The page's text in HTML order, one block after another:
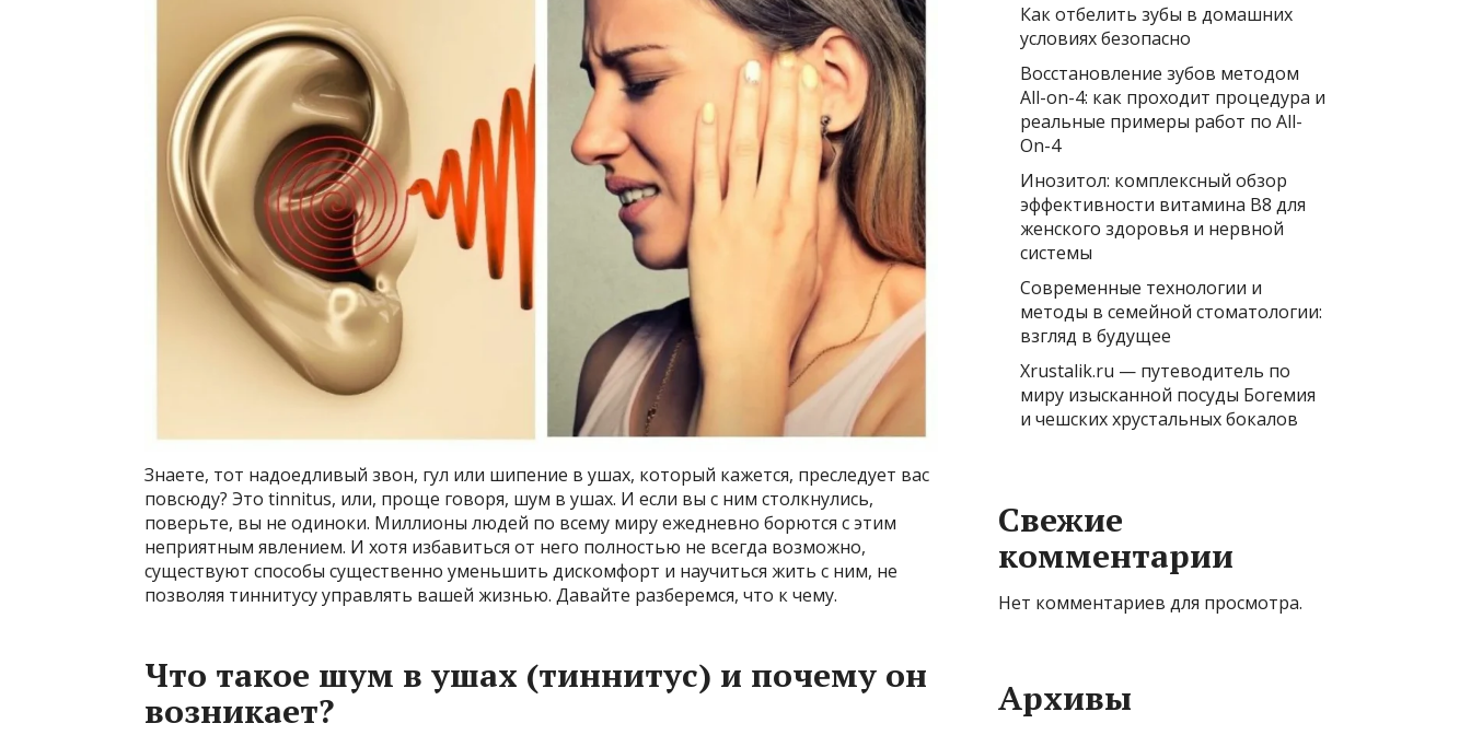
Знаете, тот надоедливый звон, гул или шипение в ушах, который кажется, преследует вас
повсюду? Это tinnitus, или, проще говоря, шум в ушах. И если вы с ним столкнулись,
поверьте, вы не одиноки. Миллионы людей по всему миру ежедневно борются с этим
неприятным явлением. И хотя избавиться от него полностью не всегда возможно,
существуют способы существенно уменьшить дискомфорт и научиться жить с ним, не
позволяя тиннитусу управлять вашей жизнью. Давайте разберемся, что к чему.
Что такое шум в ушах (тиннитус) и почему он
возникает?
Как отбелить зубы в домашних
условиях безопасно
Восстановление зубов методом
All-on-4: как проходит процедура и
реальные примеры работ по All-
On-4
Инозитол: комплексный обзор
эффективности витамина B8 для
женского здоровья и нервной
системы
Современные технологии и
методы в семейной стоматологии:
взгляд в будущее
Xrustalik.ru — путеводитель по
миру изысканной посуды Богемия
и чешских хрустальных бокалов
Свежие
комментарии
Нет комментариев для просмотра.
Архивы